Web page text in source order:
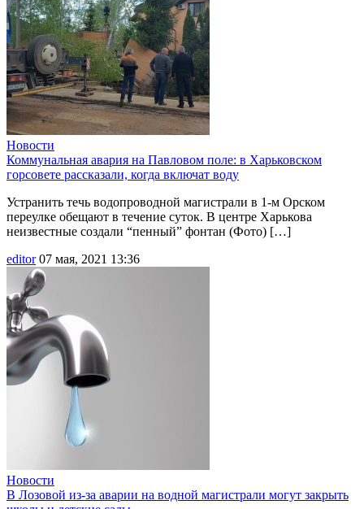
Новости
Коммунальная авария на Павловом поле: в Харьковском
горсовете рассказали, когда включат воду
Устранить течь водопроводной магистрали в 1-м Орском
переулке обещают в течение суток. В центре Харькова
неизвестные создали “пенный” фонтан (Фото) […]
editor 07 мая, 2021 13:36
Новости
В Лозовой из-за аварии на водной магистрали могут закрыть